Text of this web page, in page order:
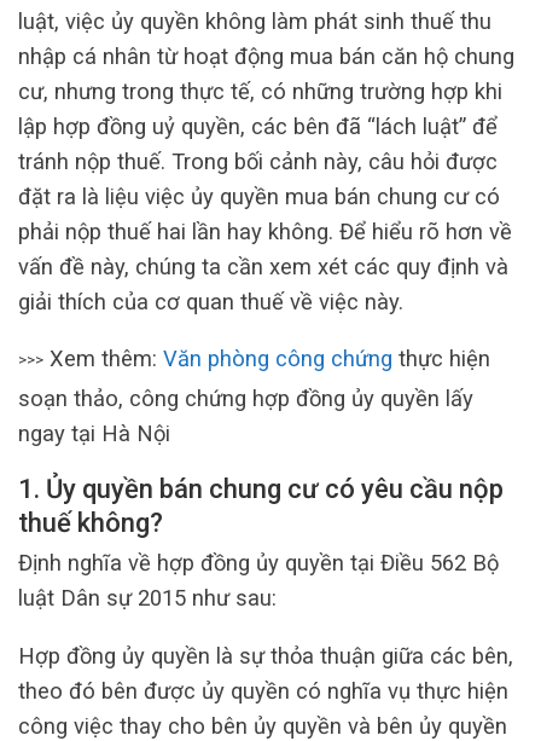
luật, việc ủy quyền không làm phát sinh thuế thu
nhập cá nhân từ hoạt động mua bán căn hộ chung
cư, nhưng trong thực tế, có những trường hợp khi
lập hợp đồng uỷ quyền, các bên đã “lách luật” để
tránh nộp thuế. Trong bối cảnh này, câu hỏi được
đặt ra là liệu việc ủy quyền mua bán chung cư có
phải nộp thuế hai lần hay không. Để hiểu rõ hơn về
vấn đề này, chúng ta cần xem xét các quy định và
giải thích của cơ quan thuế về việc này.
>>> Xem thêm: Văn phòng công chứng thực hiện
soạn thảo, công chứng hợp đồng ủy quyền lấy
ngay tại Hà Nội
1. Ủy quyền bán chung cư có yêu cầu nộp
thuế không?
Định nghĩa về hợp đồng ủy quyền tại Điều 562 Bộ
luật Dân sự 2015 như sau:
Hợp đồng ủy quyền là sự thỏa thuận giữa các bên,
theo đó bên được ủy quyền có nghĩa vụ thực hiện
công việc thay cho bên ủy quyền và bên ủy quyền